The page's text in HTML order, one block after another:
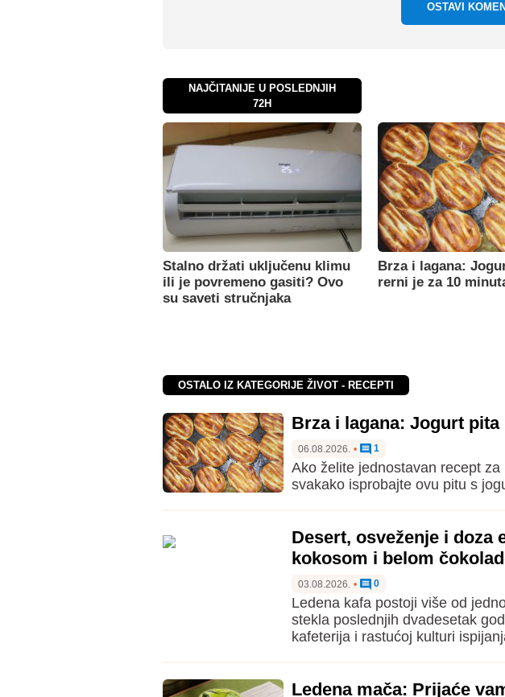
OSTAVI
NAJČITANIJE U POSLEDNJIH
72H
Stalno držati uključenu klimu
ili je povremeno gasiti? Ovo
su saveti stručnjaka
Brza i lagana:
rerni je za 10
OSTALO IZ KATEGORIJE ŽIVOT - RECEPTI
Brza i lagana: Jogurt
06.08.2026. • 1
Ako želite jednostavan recept
svakako isprobajte ovu pitu s
Desert, osveženje i doza
kokosom i belom
03.08.2026. • 0
Ledena kafa postoji više od
stekla poslednjih dvadesetak
kafeterija i rastućoj kulturi
Ledena mača: Prijaće